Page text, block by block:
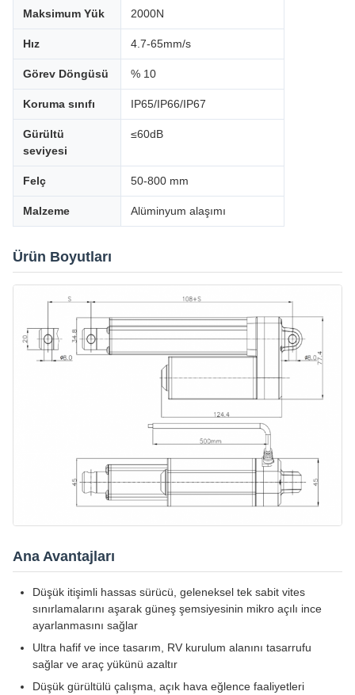
Maksimum Yük 2000N
Hız 4.7-65mm/s
Görev Döngüsü % 10
Koruma sınıfı IP65/IP66/IP67
Gürültü
seviyesi
≤60dB
Felç 50-800 mm
Malzeme Alüminyum alaşımı
Ürün Boyutları
Ana Avantajları
Düşük itişimli hassas sürücü, geleneksel tek sabit vites
sınırlamalarını aşarak güneş şemsiyesinin mikro açılı ince
ayarlanmasını sağlar
Ultra hafif ve ince tasarım, RV kurulum alanını tasarrufu
sağlar ve araç yükünü azaltır
Düşük gürültülü çalışma, açık hava eğlence faaliyetleri